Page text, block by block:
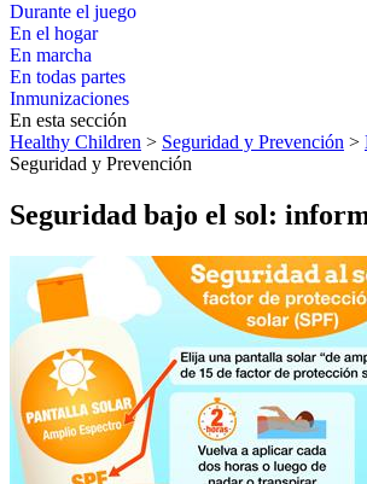
Durante el juego
En el hogar
En marcha
En todas partes
Inmunizaciones
En esta sección
Healthy Children > Seguridad y Prevención >
Seguridad y Prevención
Seguridad bajo el sol: